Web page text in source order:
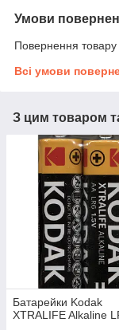
Умови
Повернення товару
Всі умови
З цим товаром
Батарейки Kodak
XTRALIFE Alkaline